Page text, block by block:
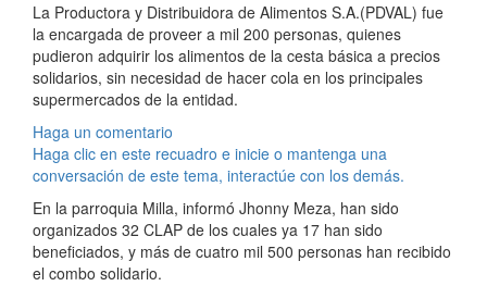
La Productora y Distribuidora de Alimentos S.A.(PDVAL) fue
la encargada de proveer a mil 200 personas, quienes
pudieron adquirir los alimentos de la cesta básica a precios
solidarios, sin necesidad de hacer cola en los principales
supermercados de la entidad.
Haga un comentario
Haga clic en este recuadro e inicie o mantenga una
conversación de este tema, interactúe con los demás.
En la parroquia Milla, informó Jhonny Meza, han sido
organizados 32 CLAP de los cuales ya 17 han sido
beneficiados, y más de cuatro mil 500 personas han recibido
el combo solidario.